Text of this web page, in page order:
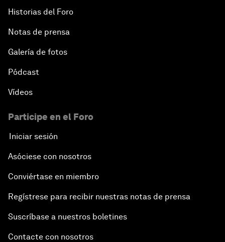
Historias del Foro
Notas de prensa
Galería de fotos
Pódcast
Vídeos
Participe en el Foro
Iniciar sesión
Asóciese con nosotros
Conviértase en miembro
Regístrese para recibir nuestras notas de prensa
Suscríbase a nuestros boletines
Contacte con nosotros